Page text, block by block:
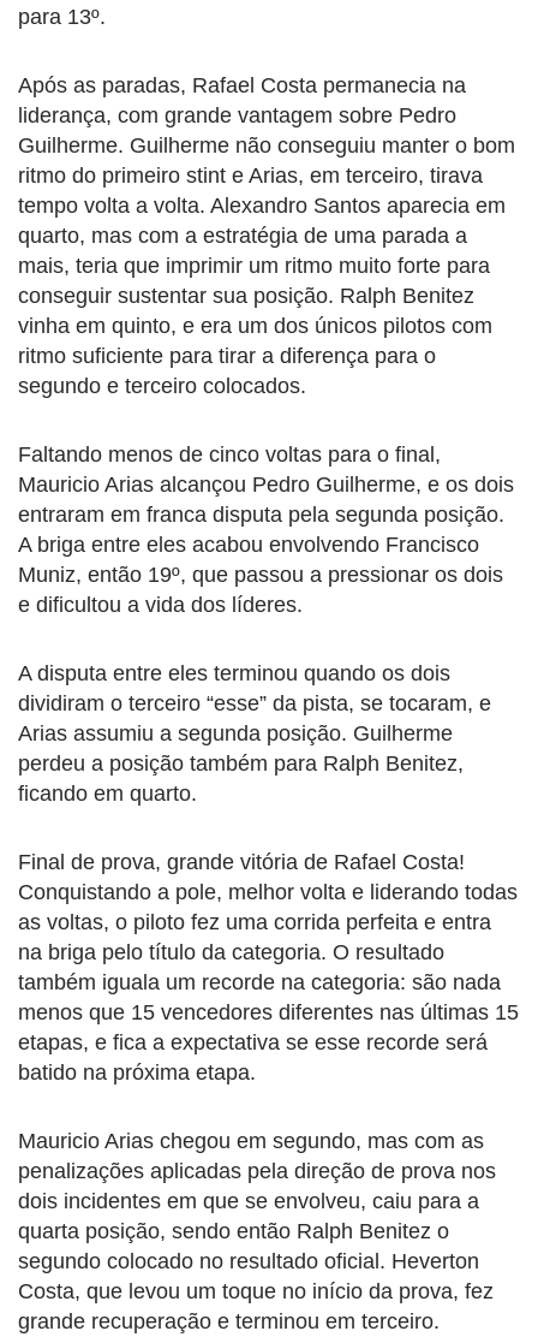
para 13º.
Após as paradas, Rafael Costa permanecia na
liderança, com grande vantagem sobre Pedro
Guilherme. Guilherme não conseguiu manter o bom
ritmo do primeiro stint e Arias, em terceiro, tirava
tempo volta a volta. Alexandro Santos aparecia em
quarto, mas com a estratégia de uma parada a
mais, teria que imprimir um ritmo muito forte para
conseguir sustentar sua posição. Ralph Benitez
vinha em quinto, e era um dos únicos pilotos com
ritmo suficiente para tirar a diferença para o
segundo e terceiro colocados.
Faltando menos de cinco voltas para o final,
Mauricio Arias alcançou Pedro Guilherme, e os dois
entraram em franca disputa pela segunda posição.
A briga entre eles acabou envolvendo Francisco
Muniz, então 19º, que passou a pressionar os dois
e dificultou a vida dos líderes.
A disputa entre eles terminou quando os dois
dividiram o terceiro “esse” da pista, se tocaram, e
Arias assumiu a segunda posição. Guilherme
perdeu a posição também para Ralph Benitez,
ficando em quarto.
Final de prova, grande vitória de Rafael Costa!
Conquistando a pole, melhor volta e liderando todas
as voltas, o piloto fez uma corrida perfeita e entra
na briga pelo título da categoria. O resultado
também iguala um recorde na categoria: são nada
menos que 15 vencedores diferentes nas últimas 15
etapas, e fica a expectativa se esse recorde será
batido na próxima etapa.
Mauricio Arias chegou em segundo, mas com as
penalizações aplicadas pela direção de prova nos
dois incidentes em que se envolveu, caiu para a
quarta posição, sendo então Ralph Benitez o
segundo colocado no resultado oficial. Heverton
Costa, que levou um toque no início da prova, fez
grande recuperação e terminou em terceiro.